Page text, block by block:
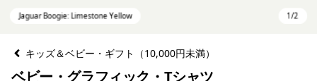
キッズ＆ベビー・ギフト（10,000円未満）
ベビー・グラフィック・Tシャツ